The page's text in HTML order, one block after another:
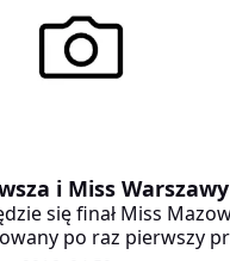
i Miss Warszawy
się finał Miss
po raz pierwszy